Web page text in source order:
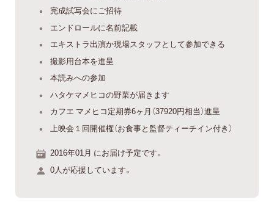
完成試写会にご招待
エンドロールに名前記載
エキストラ出演か現場スタッフとして参加できる
撮影用台本を進呈
本読みへの参加
ハタケマメヒコの野菜が届きます
カフエ マメヒコ定期券6ヶ月（37920円相当）進呈
上映会１回開催権（お食事と監督ティーチイン付き）
2016年01月 にお届け予定です。
0人が応援しています。